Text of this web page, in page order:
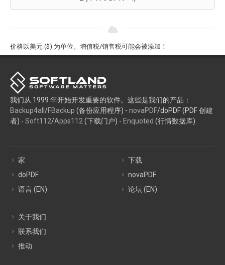
价格以美元 ($) 为单位。增值税/销售税可能会被添加！
我们从 1999 年开始开发重要的软件。这些是我们的产品：
Backup4all /FBackup (备份应用程序) - novaPDF/doPDF (PDF 创建
者) - Soft112/Apps112 (下载门户) - Enquoted (行情数据库).
家
doPDF
语言 (EN)
下载
novaPDF
论坛 (EN)
关于我们
联系我们
推动